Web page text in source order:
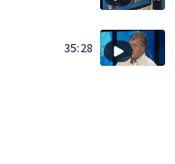
35:28